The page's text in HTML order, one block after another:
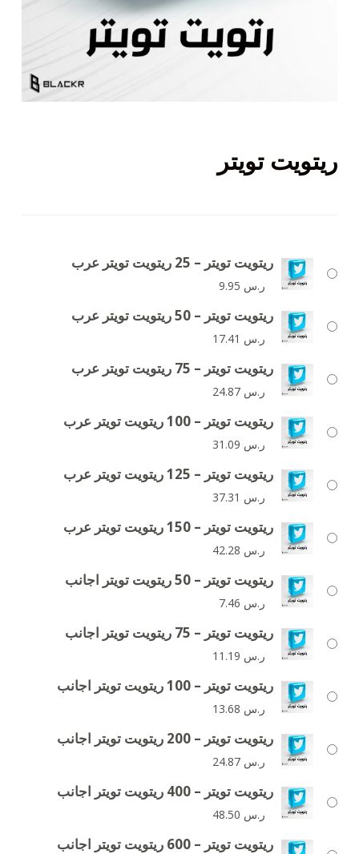
ريتويت تويتر
ريتويت تويتر – 25 ريتويت تويتر عرب
ر.س
ريتويت تويتر – 50 ريتويت تويتر عرب
ر.س
ريتويت تويتر – 75 ريتويت تويتر عرب
ر.س
ريتويت تويتر – 100 ريتويت تويتر عرب
ر.س
ريتويت تويتر – 125 ريتويت تويتر عرب
ر.س
ريتويت تويتر – 150 ريتويت تويتر عرب
ر.س
ريتويت تويتر – 50 ريتويت تويتر اجانب
ر.س
ريتويت تويتر – 75 ريتويت تويتر اجانب
ر.س
ريتويت تويتر – 100 ريتويت تويتر اجانب
ر.س
ريتويت تويتر – 200 ريتويت تويتر اجانب
ر.س
ريتويت تويتر – 400 ريتويت تويتر اجانب
ر.س
ريتويت تويتر – 600 ريتويت تويتر اجانب